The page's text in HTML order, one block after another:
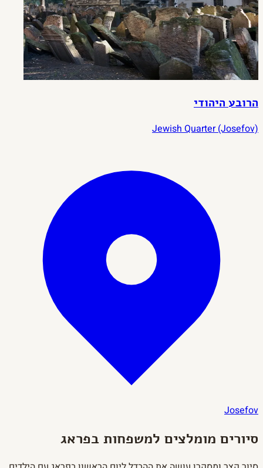
הרובע היהודי
Jewish Quarter (Josefov)
Josefov
סיורים מומלצים למשפחות בפראג